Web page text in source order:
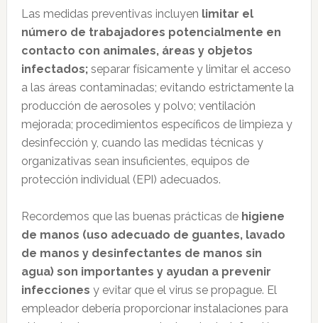
Las medidas preventivas incluyen limitar el
número de trabajadores potencialmente en
contacto con animales, áreas y objetos
infectados;separar físicamente y limitar el acceso
a las áreas contaminadas; evitando estrictamente la
producción de aerosoles y polvo; ventilación
mejorada; procedimientos específicos de limpieza y
desinfección y, cuando las medidas técnicas y
organizativas sean insuficientes, equipos de
protección individual (EPI) adecuados.
Recordemos que las buenas prácticas de higiene
de manos (uso adecuado de guantes, lavado
de manos y desinfectantes de manos sin
agua) son importantes y ayudan a prevenir
infecciones y evitar que el virus se propague. El
empleador debería proporcionar instalaciones para